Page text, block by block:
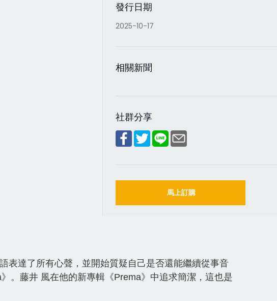
發行日期
2025-10-17
相關新聞
社群分享
馬上訂購
表達了所有心聲，並開始質疑自己是否還能繼續從事音
。藤井 風在他的新專輯《Prema》中追求簡潔，這也是